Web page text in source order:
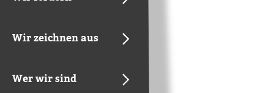
Wir zeichnen aus
Wer wir sind